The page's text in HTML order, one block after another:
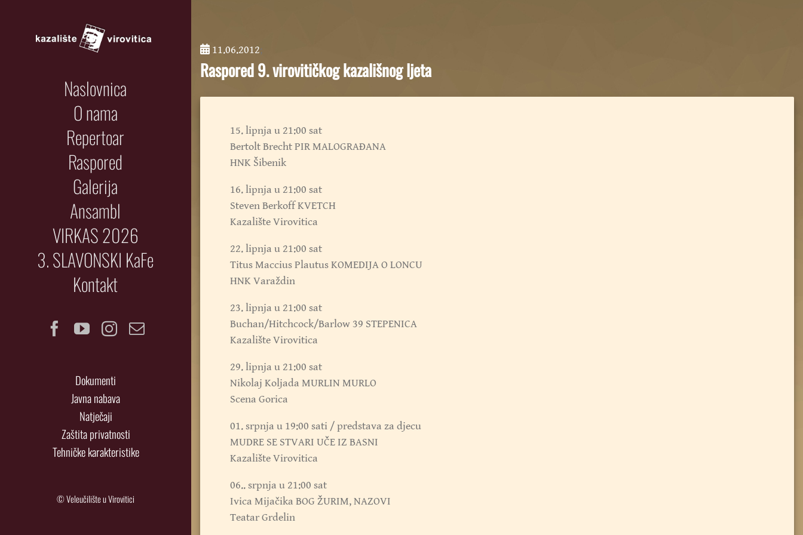
Naslovnica
O nama
Repertoar
Raspored
Galerija
Ansambl
VIRKAS 2026
3. SLAVONSKI KaFe
Kontakt
Facebook
YouTubeInstagram
Email
Dokumenti
Javna nabava
Natječaji
Zaštita privatnosti
Tehničke karakteristike
© Veleučilište u Virovitici
11.06.2012;
Raspored 9. virovitičkog kazališnog ljeta
15. lipnja u 21:00 sat
Bertolt Brecht PIR MALOGRAĐANA
HNK Šibenik
16. lipnja u 21:00 sat
Steven Berkoff KVETCH
Kazalište Virovitica
22. lipnja u 21:00 sat
Titus Maccius Plautus KOMEDIJA O LONCU
HNK Varaždin
23. lipnja u 21:00 sat
Buchan/Hitchcock/Barlow 39 STEPENICA
Kazalište Virovitica
29. lipnja u 21:00 sat
Nikolaj Koljada MURLIN MURLO
Scena Gorica
01. srpnja u 19:00 sati / predstava za djecu
MUDRE SE STVARI UČE IZ BASNI
Kazalište Virovitica
06.. srpnja u 21:00 sat
Ivica Mijačika BOG ŽURIM, NAZOVI
Teatar Grdelin